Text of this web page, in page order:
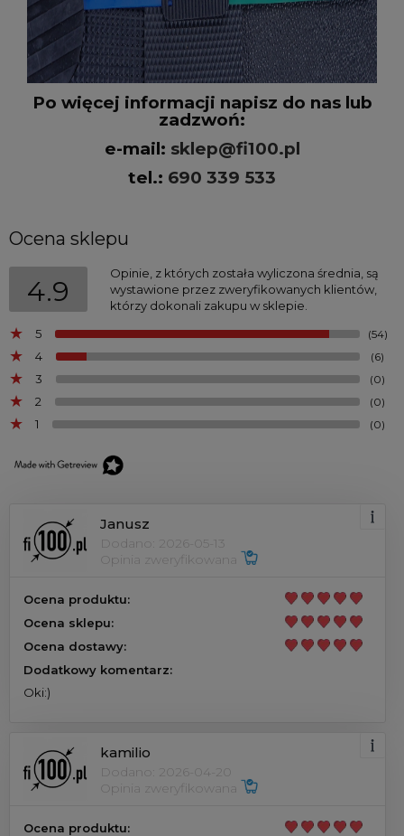
Po więcej informacji napisz do nas lub
zadzwoń:
e-mail: sklep@fi100.pl
tel.: 690 339 533
Ocena sklepu
4.9
Opinie, z których została wyliczona średnia, są
wystawione przez zweryfikowanych klientów,
którzy dokonali zakupu w sklepie.
5
(54)
4 (6)
3 (0)
2 (0)
1 (0)
Janusz
Dodano: 2026-05-13
Opinia zweryfikowana
Ocena produktu:
Ocena sklepu:
Ocena dostawy:
Dodatkowy komentarz:
Oki:)
kamilio
Dodano: 2026-04-20
Opinia zweryfikowana
Ocena produktu: